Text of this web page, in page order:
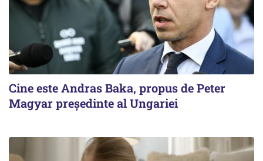
Cine este Andras Baka, propus de Peter
Magyar președinte al Ungariei